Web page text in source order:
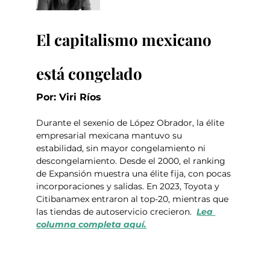
El capitalismo mexicano
está congelado
Por: Viri Ríos
Durante el sexenio de López Obrador, la élite
empresarial mexicana mantuvo su
estabilidad, sin mayor congelamiento ni
descongelamiento. Desde el 2000, el ranking
de Expansión muestra una élite fija, con pocas
incorporaciones y salidas. En 2023, Toyota y
Citibanamex entraron al top-20, mientras que
las tiendas de autoservicio crecieron. Lea
columna completa aquí.